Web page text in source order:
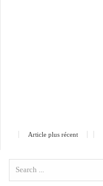
Article plus récent